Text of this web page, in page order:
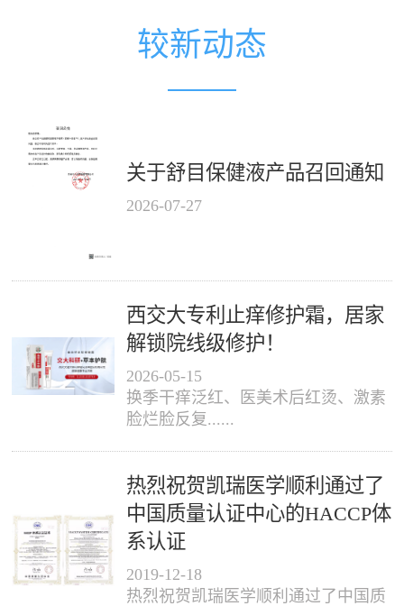
较新动态
关于舒目保健液产品召回通知
2026-07-27
西交大专利止痒修护霜，居家
解锁院线级修护！
2026-05-15
换季干痒泛红、医美术后红烫、激素
脸烂脸反复......
热烈祝贺凯瑞医学顺利通过了
中国质量认证中心的HACCP体
系认证
2019-12-18
热烈祝贺凯瑞医学顺利通过了中国质